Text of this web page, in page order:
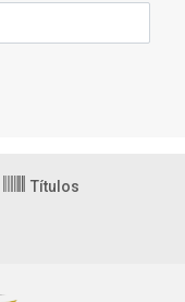
Títulos